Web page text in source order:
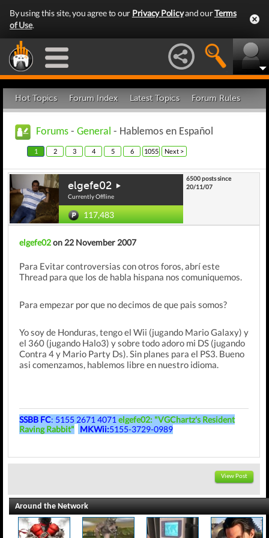
By using this site, you agree to our Privacy Policyand ourTerms
of Use.
Hot Topics Forum Index Latest Topics Forum Rules
Forums - General - Hablemos en Español
1 2 3 4 5 6 1055 Next >
elgefe02
Currently Offline
117,483
6500 posts since
20/11/07
elgefe02on 22 November 2007
Para Evitar controversias con otros foros, abrí este
Thread para que los de habla hispana nos comuniquemos.
Para empezar por que no decimos de que pais somos?
Yo soy de Honduras, tengo el Wii (jugando Mario Galaxy) y
el 360 (jugando Halo3) y sobre todo adoro mi DS (jugando
Contra 4 y Mario Party Ds). Sin planes para el PS3. Bueno
asi comenzamos, hablemos libre en nuestro idioma.
SSBB FC: 5155 2671 4071 elgefe02: "VGChartz's Resident
Raving Rabbit"
MKWii:5155-3729-0989
View Post
Around the Network